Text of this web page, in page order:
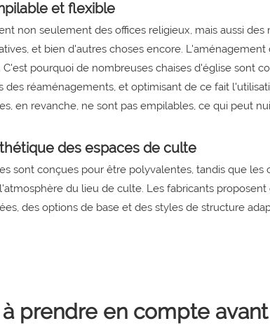
et flexible
non seulement des offices religieux, mais aussi
et bien d'autres choses encore.
pourquoi de nombreuses chaises d'église sont
des réaménagements, et optimisant de ce fait
en revanche, ne sont pas empilables, ce qui peut
des espaces de culte
sont conçues pour être polyvalentes, tandis que
du lieu de culte. Les fabricants
des options de base et des styles de structure
prendre en compte